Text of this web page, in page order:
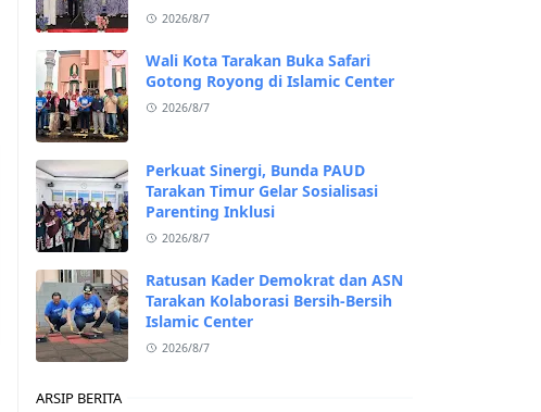
2026/8/7
Wali Kota Tarakan Buka Safari
Gotong Royong di Islamic Center
2026/8/7
Perkuat Sinergi, Bunda PAUD
Tarakan Timur Gelar Sosialisasi
Parenting Inklusi
2026/8/7
Ratusan Kader Demokrat dan ASN
Tarakan Kolaborasi Bersih-Bersih
Islamic Center
2026/8/7
ARSIP BERITA